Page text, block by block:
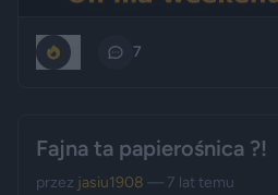
7
Fajna ta papierośnica ?!
przez jasiu1908 — 7 lat temu